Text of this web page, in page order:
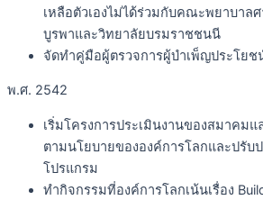
เหลือตัวเองไม่ได้ร่วมกับคณะพยาบาล
บูรพาและวิทยาลัยบรมราชชนนี
จัดทำคู่มือผู้ตรวจการผู้บำเพ็ญประโย
พ.ศ. 2542
เริ่มโครงการประเมินงานของสมาคม
ตามนโยบายขององค์การโลกและปรับ
โปรแกรม
ทำกิจกรรมที่องค์การโลกเน้นเรื่อง